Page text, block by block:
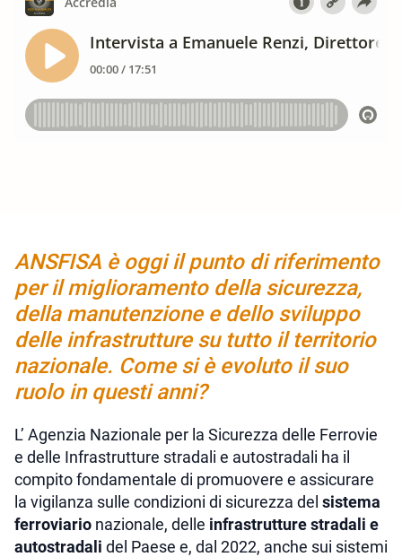
ANSFISA è oggi il punto di riferimento
per il miglioramento della sicurezza,
della manutenzione e dello sviluppo
delle infrastrutture su tutto il territorio
nazionale. Come si è evoluto il suo
ruolo in questi anni?
L’ Agenzia Nazionale per la Sicurezza delle Ferrovie
e delle Infrastrutture stradali e autostradali ha il
compito fondamentale di promuovere e assicurare
la vigilanza sulle condizioni di sicurezza del sistema
ferroviario nazionale, delle infrastrutture stradali e
autostradali del Paese e, dal 2022, anche sui sistemi